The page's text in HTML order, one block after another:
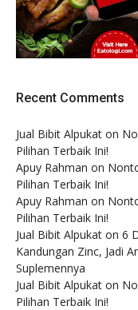
Recent Comments
Jual Bibit Alpukat on
Pilihan Terbaik Ini!
Apuy Rahman on
Pilihan Terbaik Ini!
Apuy Rahman on
Pilihan Terbaik Ini!
Jual Bibit Alpukat on 6
Kandungan Zinc, Jadi
Suplemennya
Jual Bibit Alpukat on
Pilihan Terbaik Ini!